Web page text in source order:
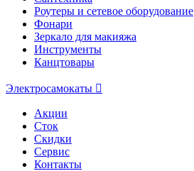
Роутеры и сетевое оборудование
Фонари
Зеркало для макияжа
Инструменты
Канцтовары
Электросамокаты
Акции
Сток
Скидки
Сервис
Контакты